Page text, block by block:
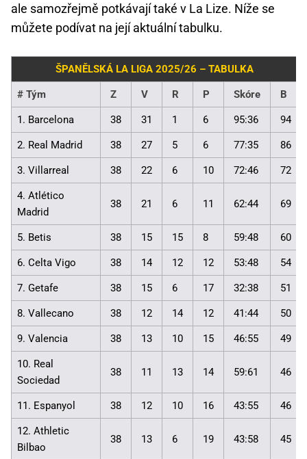
ale samozřejmě potkávají také v La Lize. Níže se
můžete podívat na její aktuální tabulku.
ŠPANĚLSKÁ LA LIGA 2025/26 – TABULKA
# Tým Z V R P Skóre B
1. Barcelona 38 31 1 6 95:36 94
2. Real Madrid 38 27 5 6 77:35 86
3. Villarreal 38 22 6 10 72:46 72
4. Atlético
Madrid
38 21 6 11 62:44 69
5. Betis 38 15 15 8 59:48 60
6. Celta Vigo 38 14 12 12 53:48 54
7. Getafe 38 15 6 17 32:38 51
8. Vallecano 38 12 14 12 41:44 50
9. Valencia 38 13 10 15 46:55 49
10. Real
Sociedad
38 11 13 14 59:61 46
11. Espanyol 38 12 10 16 43:55 46
12. Athletic
Bilbao
38 13 6 19 43:58 45